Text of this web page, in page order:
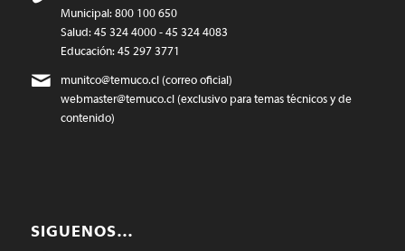
Municipal: 800 100 650
Salud: 45 324 4000 - 45 324 4083
Educación: 45 297 3771
munitco@temuco.cl(correo oficial)
webmaster@temuco.cl(exclusivo para temas técnicos y de
contenido)
SIGUENOS…